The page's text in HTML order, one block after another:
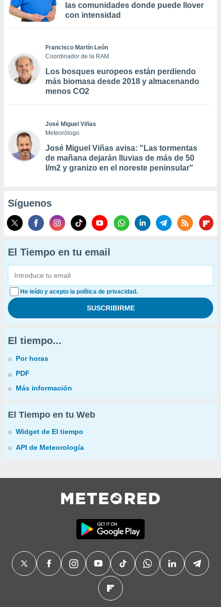
las comunidades donde puede llover
con intensidad
Francisco Martín León
Coordinador de la RAM
Los bosques europeos están perdiendo
más biomasa desde 2018 y almacenando
menos CO2
José Miguel Viñas
Meteorólogo
José Miguel Viñas avisa: "Las tormentas
de mañana dejarán lluvias de más de 50
l/m2 y granizo en el noreste peninsular"
Síguenos
El Tiempo en tu email
He leído y acepto la política de privacidad.
El tiempo...
Por horas
PDF
Más información
El Tiempo en tu Web
Widget de El tiempo
API de Meteorología